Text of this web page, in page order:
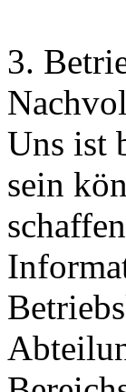
3.
Uns ist
sein